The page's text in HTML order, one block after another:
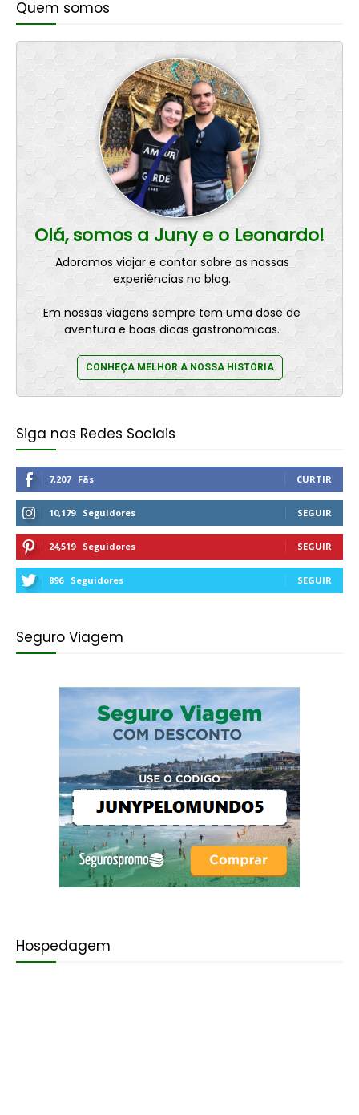
Quem somos
Olá, somos a Juny e o Leonardo!
Adoramos viajar e contar sobre as nossas
experiências no blog.
Em nossas viagens sempre tem uma dose de
aventura e boas dicas gastronomicas.
CONHEÇA MELHOR A NOSSA HISTÓRIA
Siga nas Redes Sociais
7,207 Fãs CURTIR
10,179 Seguidores SEGUIR
24,519 Seguidores SEGUIR
896 Seguidores SEGUIR
Seguro Viagem
Hospedagem